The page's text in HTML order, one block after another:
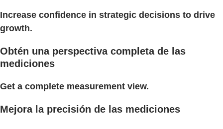
Increase confidence in strategic decisions to drive
growth.
Obtén una perspectiva completa de las
mediciones
Get a complete measurement view.
Mejora la precisión de las mediciones